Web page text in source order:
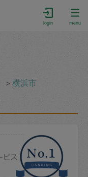
login menu
＞横浜市